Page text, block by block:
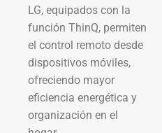
LG, equipados con la
función ThinQ, permiten
el control remoto desde
dispositivos móviles,
ofreciendo mayor
eficiencia energética y
organización en el